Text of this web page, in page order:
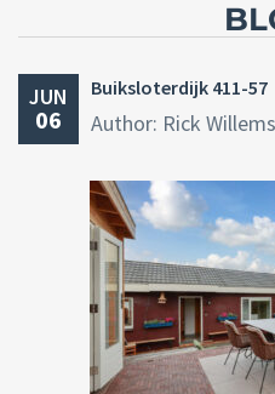
JUN
06
Buiksloterdijk 411-57
Author: Rick